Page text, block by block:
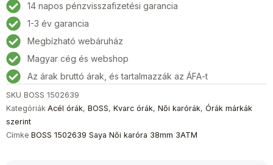
38mm
3ATM
mennyiség
14 napos pénzvisszafizetési garancia
1-3 év garancia
Megbízható webáruház
Magyar cég és webshop
Az árak bruttó árak, és tartalmazzák az ÁFA-t
SKU BOSS 1502639
Kategóriák Acél órák, BOSS, Kvarc órák, Női karórák, Órák márkák
szerint
Címke BOSS 1502639 Saya Női karóra 38mm 3ATM